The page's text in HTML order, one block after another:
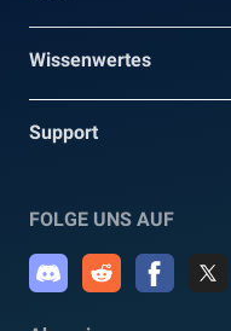
Wissenwertes
Support
FOLGE UNS AUF